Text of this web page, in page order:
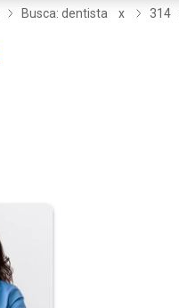
Busca: dentista x 314